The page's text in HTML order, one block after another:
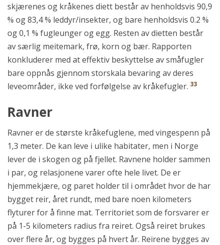
skjærenes og kråkenes diett består av henholdsvis 90,9
% og 83,4 % leddyr/insekter, og bare henholdsvis 0.2 %
og 0,1 % fugleunger og egg. Resten av dietten består
av særlig meitemark, frø, korn og bær. Rapporten
konkluderer med at effektiv beskyttelse av småfugler
bare oppnås gjennom storskala bevaring av deres
leveområder, ikke ved forfølgelse av kråkefugler. 33
Ravner
Ravner er de største kråkefuglene, med vingespenn på
1,3 meter. De kan leve i ulike habitater, men i Norge
lever de i skogen og på fjellet. Ravnene holder sammen
i par, og relasjonene varer ofte hele livet. De er
hjemmekjære, og paret holder til i området hvor de har
bygget reir, året rundt, med bare noen kilometers
flyturer for å finne mat. Territoriet som de forsvarer er
på 1-5 kilometers radius fra reiret. Også reiret brukes
over flere år, og bygges på hvert år. Reirene bygges av